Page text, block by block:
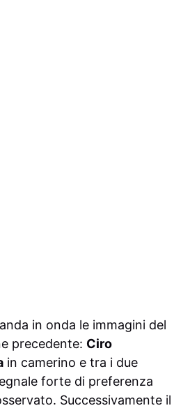
in onda le immagini del
precedente: Ciro
in camerino e tra i due
forte di preferenza
Successivamente il